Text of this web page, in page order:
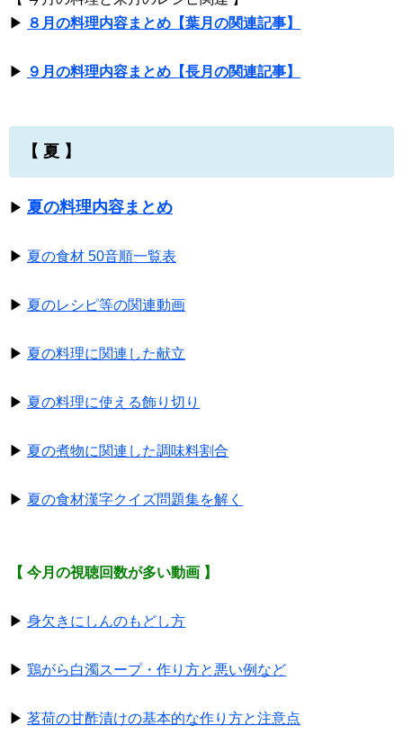
▶ ８月の料理内容まとめ【葉月の関連記事】
▶ ９月の料理内容まとめ【長月の関連記事】
【 夏 】
▶ 夏の料理内容まとめ
▶ 夏の食材 50音順一覧表
▶ 夏のレシピ等の関連動画
▶ 夏の料理に関連した献立
▶ 夏の料理に使える飾り切り
▶ 夏の煮物に関連した調味料割合
▶ 夏の食材漢字クイズ問題集を解く
【 今月の視聴回数が多い動画 】
▶ 身欠きにしんのもどし方
▶ 鶏がら白濁スープ・作り方と悪い例など
▶ 茗荷の甘酢漬けの基本的な作り方と注意点